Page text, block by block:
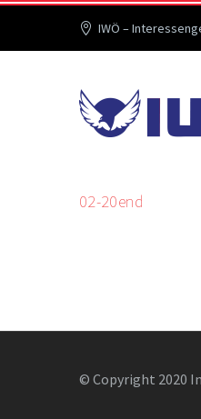
IWÖ –
02-20end
© Copyright 2020